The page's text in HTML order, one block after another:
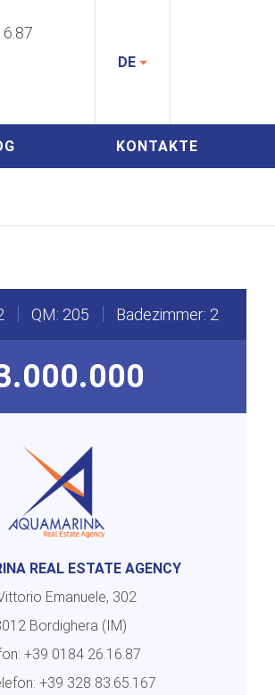
DE
KONTAKTE
QM: 205 Badezimmer: 2
REAL ESTATE AGENCY
Emanuele, 302
Bordighera (IM)
+39 0184 26.16.87
+39 328 83.65.167